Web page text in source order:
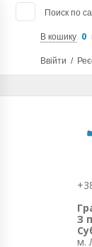
Поиск по
В кошику 0
Ввійти /
З
м.